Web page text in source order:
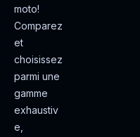
moto!
Comparez
et
choisissez
parmi une
gamme
exhaustiv
e,